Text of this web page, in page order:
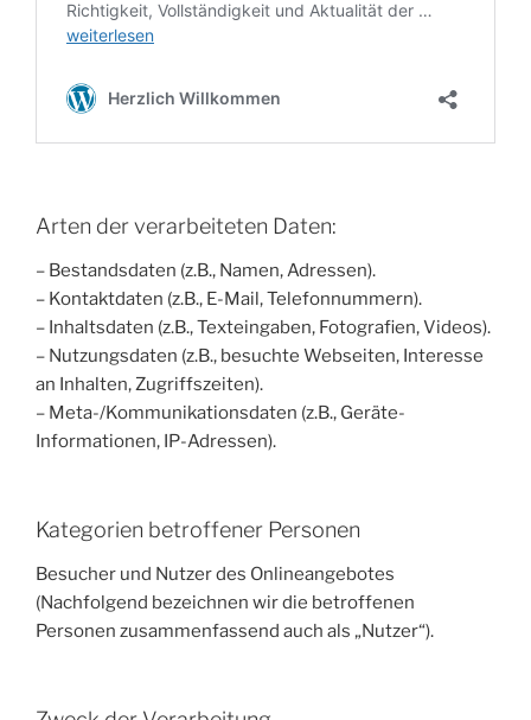
Arten der verarbeiteten Daten:
– Bestandsdaten (z.B., Namen, Adressen).
– Kontaktdaten (z.B., E-Mail, Telefonnummern).
– Inhaltsdaten (z.B., Texteingaben, Fotografien, Videos).
– Nutzungsdaten (z.B., besuchte Webseiten, Interesse
an Inhalten, Zugriffszeiten).
– Meta-/Kommunikationsdaten (z.B., Geräte-
Informationen, IP-Adressen).
Kategorien betroffener Personen
Besucher und Nutzer des Onlineangebotes
(Nachfolgend bezeichnen wir die betroffenen
Personen zusammenfassend auch als „Nutzer“).